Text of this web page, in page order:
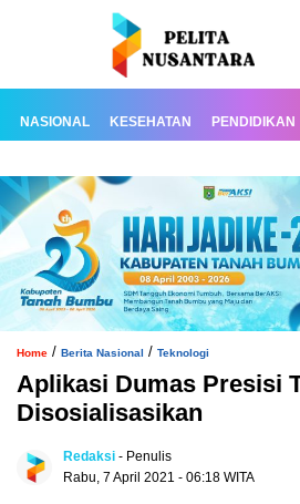
NASIONAL KESEHATAN PENDIDIKAN
Home / Berita Nasional / Teknologi
Aplikasi Dumas Presisi
Disosialisasikan
Redaksi - Penulis
Rabu, 7 April 2021 - 06:18 WITA